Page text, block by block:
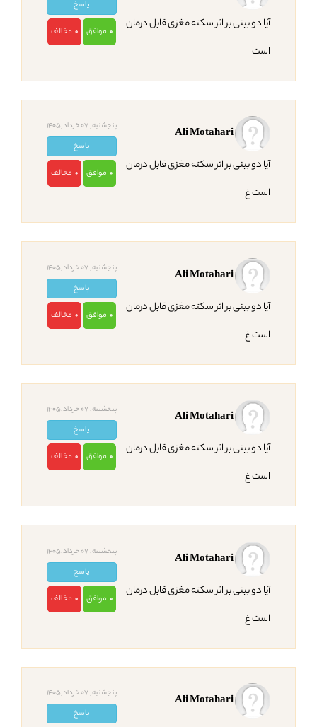
پاسخ
0 موافق 0 مخالف
آیا دو بینی بر اثر سکته مغزی قابل درمان
است
پنجشنبه, 07 خرداد,1405
پاسخ
0 موافق 0 مخالف
آیا دو بینی بر اثر سکته مغزی قابل درمان
است غ
پنجشنبه, 07 خرداد,1405
پاسخ
0 موافق 0 مخالف
آیا دو بینی بر اثر سکته مغزی قابل درمان
است غ
پنجشنبه, 07 خرداد,1405
پاسخ
0 موافق 0 مخالف
آیا دو بینی بر اثر سکته مغزی قابل درمان
است غ
پنجشنبه, 07 خرداد,1405
پاسخ
0 موافق 0 مخالف
آیا دو بینی بر اثر سکته مغزی قابل درمان
است غ
پنجشنبه, 07 خرداد,1405
پاسخ